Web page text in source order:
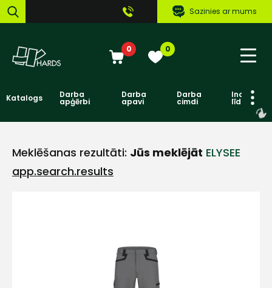
Sazinies ar mums
0 0
Katalogs Darba
apģērbi
Darba
apavi
Darba
cimdi līdzekļi
Meklēšanas rezultāti: Jūs meklējāt ELYSEE
app.search.results